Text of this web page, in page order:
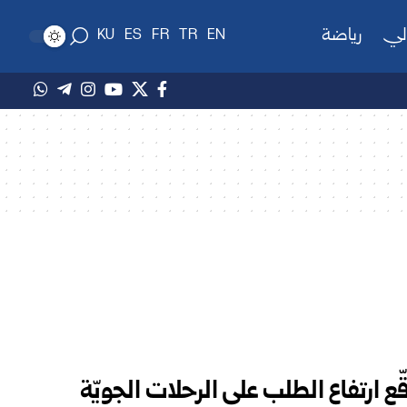
رياضة EN
TR
FR
ES
KU
ارتفاع الطلب على الرحلات الجويّة